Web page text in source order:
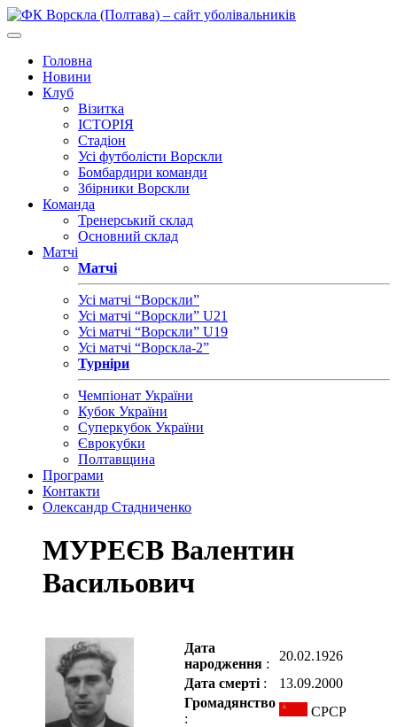
Головна
Новини
Клуб
Візитка
ІСТОРІЯ
Стадіон
Усі футболісти Ворскли
Бомбардири команди
Збірники Ворскли
Команда
Тренерський склад
Основний склад
Матчі
Матчі
Усі матчі “Ворскли”
Усі матчі “Ворскли” U21
Усі матчі “Ворскли” U19
Усі матчі “Ворскла-2”
Турніри
Чемпіонат України
Кубок України
Суперкубок України
Єврокубки
Полтавщина
Програми
Контакти
Олександр Стадниченко
МУРЕЄВ Валентин
Васильович
Дата
народження :
20.02.1926
Дата смерті :
13.09.2000
Громадянство
:
СРСР